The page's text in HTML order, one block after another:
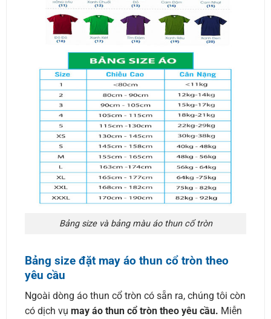
Bảng size và bảng màu áo thun cổ tròn
Bảng size đặt may áo thun cổ tròn theo
yêu cầu
Ngoài dòng áo thun cổ tròn có sẵn ra, chúng tôi còn
có dịch vụ may áo thun cổ tròn theo yêu cầu. Miễn